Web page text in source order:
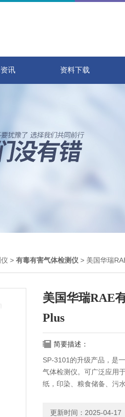
讯 资料下载
> 有毒有害气体检测仪 > 美国华瑞
美国华瑞RAE
Plus
简要描述：
SP-3101的升级产品，是
气体检测仪。可广泛应用
纸，印染、粮食储备、污
更新时间：2025-04-17